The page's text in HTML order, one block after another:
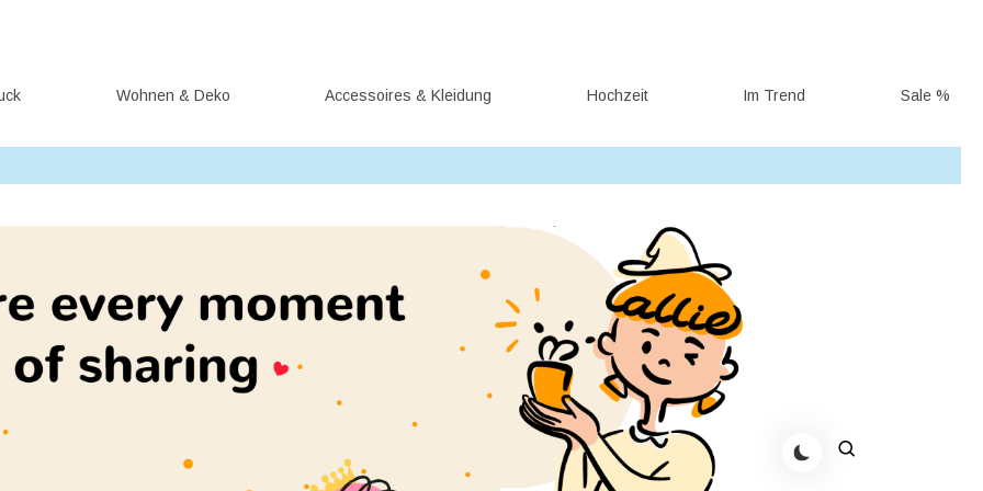
Wohnen & Deko Accessoires & Kleidung Hochzeit Im Trend Sale %